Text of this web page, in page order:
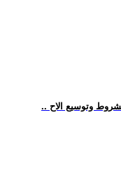
وتوسيع الاح